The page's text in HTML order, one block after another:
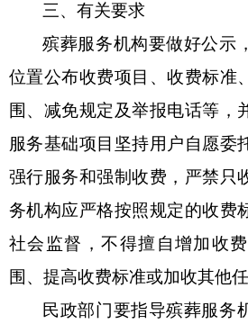
三、有关要求
殡葬服务机构要做好公示
位置公布收费项目、收费标准
围、减免规定及举报电话等，
服务基础项目坚持用户自愿委
强行服务和强制收费，严禁只
务机构应严格按照规定的收费
社会监督，不得擅自增加收
围、提高收费标准或加收其他任
民政部门要指导殡葬服务